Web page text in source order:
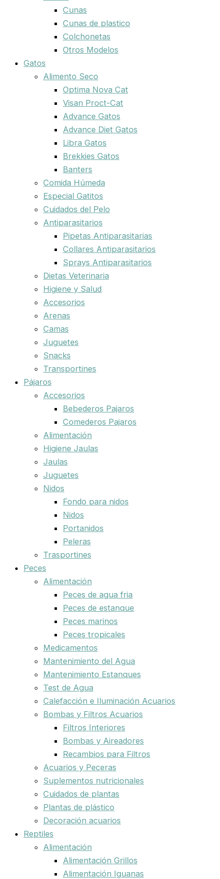
Cunas
Cunas de plastico
Colchonetas
Otros Modelos
Gatos
Alimento Seco
Optima Nova Cat
Visan Proct-Cat
Advance Gatos
Advance Diet Gatos
Libra Gatos
Brekkies Gatos
Banters
Comida Húmeda
Especial Gatitos
Cuidados del Pelo
Antiparasitarios
Pipetas Antiparasitarias
Collares Antiparasitarios
Sprays Antiparasitarios
Dietas Veterinaria
Higiene y Salud
Accesorios
Arenas
Camas
Juguetes
Snacks
Transportines
Pájaros
Accesorios
Bebederos Pajaros
Comederos Pajaros
Alimentación
Higiene Jaulas
Jaulas
Juguetes
Nidos
Fondo para nidos
Nidos
Portanidos
Peleras
Trasportines
Peces
Alimentación
Peces de agua fria
Peces de estanque
Peces marinos
Peces tropicales
Medicamentos
Mantenimiento del Agua
Mantenimiento Estanques
Test de Agua
Calefacción e Iluminación Acuarios
Bombas y Filtros Acuarios
Filtros Interiores
Bombas y Aireadores
Recambios para Filtros
Acuarios y Peceras
Suplementos nutricionales
Cuidados de plantas
Plantas de plástico
Decoración acuarios
Reptiles
Alimentación
Alimentación Grillos
Alimentación Iguanas